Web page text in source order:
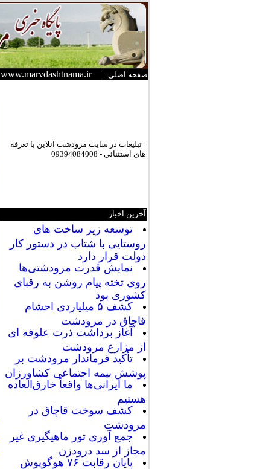
صفحه اصلی |
www.marvdashtnama.ir
+تبلیعات در سایت مرودشت آنلاین با تعرفه
های استثنائی - 09394084008
آخرین اخبار
توسعه زیر ساخت های
روستایی با شتاب در دستور کار
دولت قرار دارد
نمایش قدرت مرودشتی‌ها
روی تخته پیام روشن به رقبای
کشوری بود
کشف ۵ میلیاردی احشام
قاچاق در مرودشت
آغاز برداشت ذرت علوفه ای
از مزارع مرودشت
تأکید فرماندار مرودشت بر
پوشش بیمه اجتماعی کشاورزان
ما ایرانی‌ها واقعاً خارق‌العاده
هستیم
کشف سوخت قاچاق در
مرودشت
جمع آوری تور ماهیگیری غیر
مجاز از سد درودزن
پایان رقابت‌ ۷۶ هوگوپوش